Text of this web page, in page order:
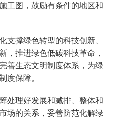
工图，鼓励有条件的地区和
撑绿色转型的科技创新、
，推进绿色低碳科技革命，
善生态文明制度体系，为绿
度保障。
处理好发展和减排、整体和
场的关系，妥善防范化解绿